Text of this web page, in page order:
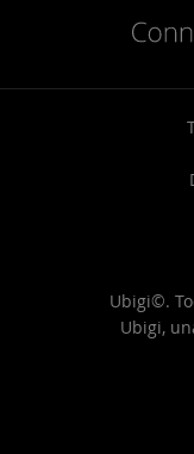
Ubigi©.
Ubigi,